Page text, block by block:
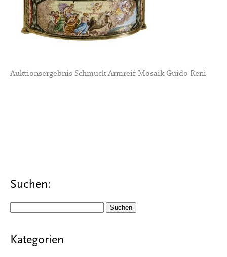
Auktionsergebnis Schmuck Armreif Mosaik Guido Reni
Suchen:
Kategorien